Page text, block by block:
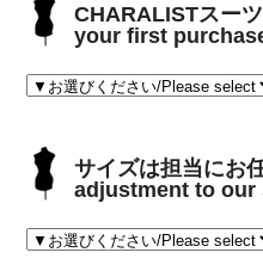
CHARALISTスー
your first
サイズは担当にお
adjustment to our